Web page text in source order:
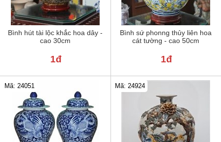
Bình hút tài lộc khắc hoa dây -
cao 30cm
1đ
Bình sứ phonng thủy liên hoa
cát tường - cao 50cm
1đ
Mã: 24051 Mã: 24924